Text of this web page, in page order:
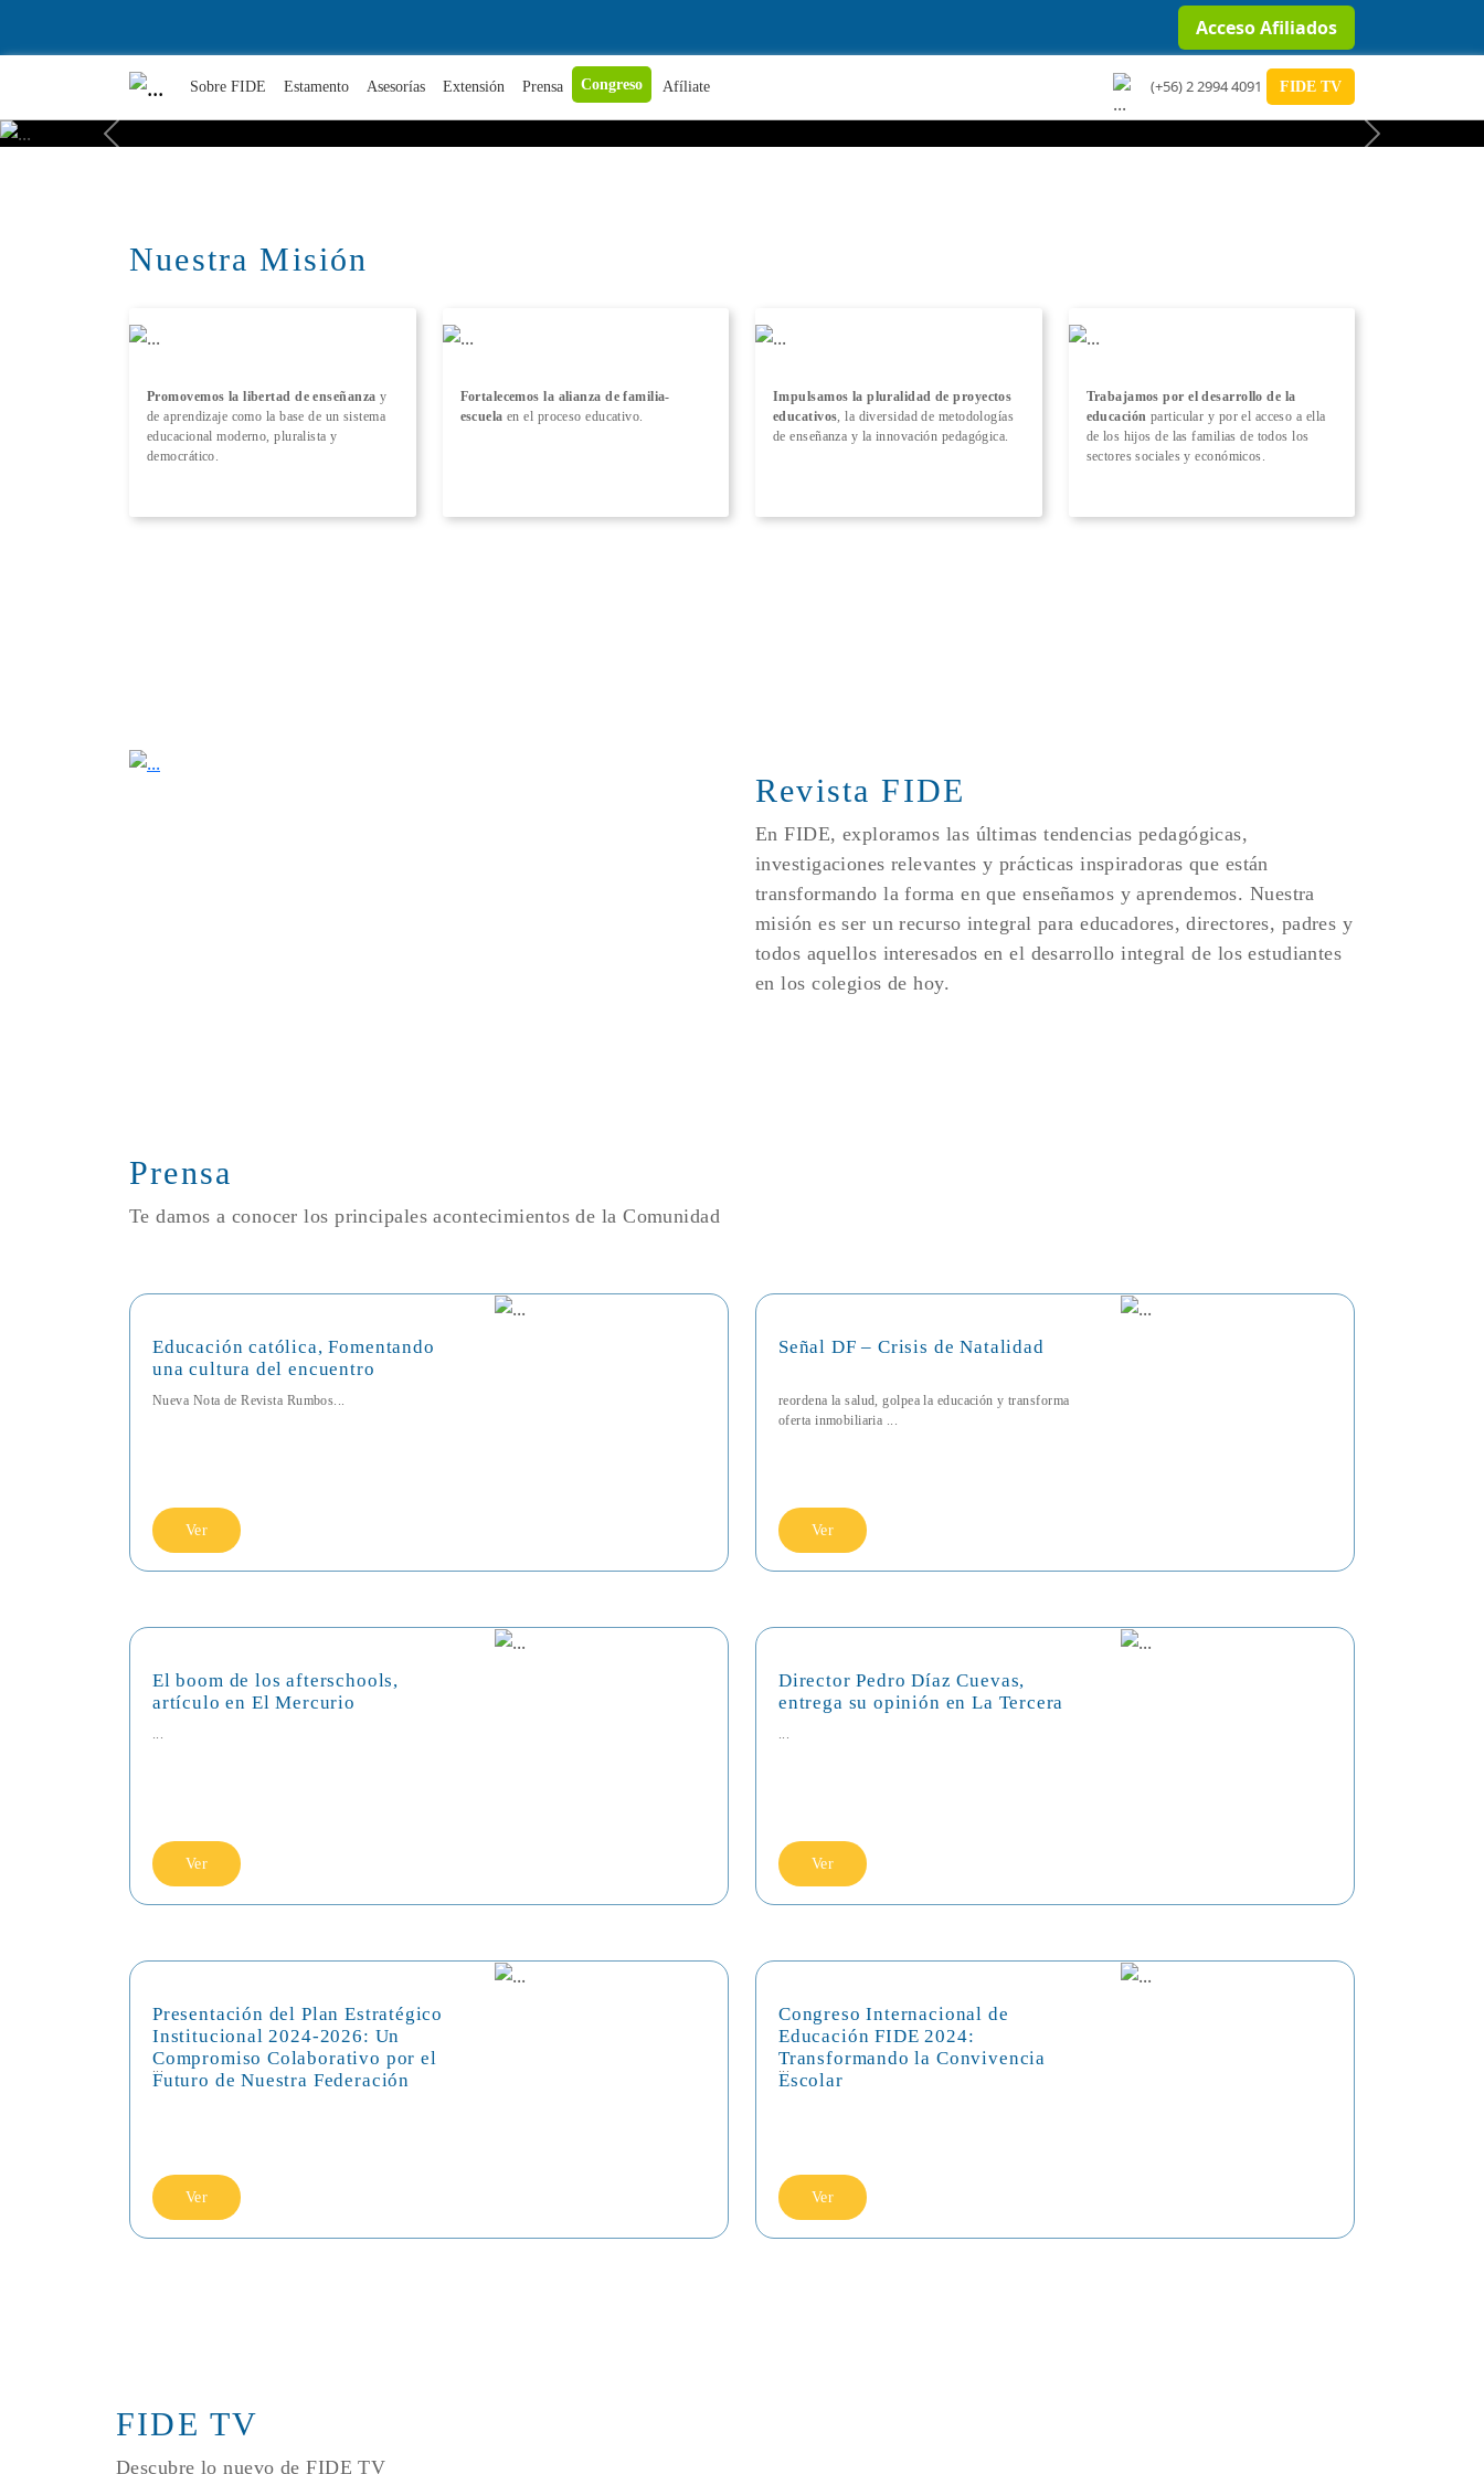
Acceso Afiliados
Sobre FIDE Estamento Asesorías Extensión Prensa Congreso Afíliate (+56) 2 2994 4091 FIDE TV
Previous Next
Nuestra Misión
Promovemos la libertad de enseñanza y
de aprendizaje como la base de un sistema
educacional moderno, pluralista y
democrático.
Fortalecemos la alianza de familia-
escuela en el proceso educativo.
Impulsamos la pluralidad de proyectos
educativos , la diversidad de metodologías
de enseñanza y la innovación pedagógica.
Trabajamos por el desarrollo de la
educación particular y por el acceso a ella
de los hijos de las familias de todos los
sectores sociales y económicos.
Revista FIDE
En FIDE, exploramos las últimas tendencias pedagógicas,
investigaciones relevantes y prácticas inspiradoras que están
transformando la forma en que enseñamos y aprendemos. Nuestra
misión es ser un recurso integral para educadores, directores, padres y
todos aquellos interesados en el desarrollo integral de los estudiantes
en los colegios de hoy.
Prensa
Te damos a conocer los principales acontecimientos de la Comunidad
Educación católica, Fomentando
una cultura del encuentro
Nueva Nota de Revista Rumbos...
Ver
Señal DF – Crisis de Natalidad
reordena la salud, golpea la educación y transforma
oferta inmobiliaria ...
Ver
El boom de los afterschools,
artículo en El Mercurio
Ver
Director Pedro Díaz Cuevas,
entrega su opinión en La Tercera
Ver
Presentación del Plan Estratégico
Institucional 2024-2026: Un
Compromiso Colaborativo por el
Futuro de Nuestra Federación
...
Ver
Congreso Internacional de
Educación FIDE 2024:
Transformando la Convivencia
Escolar
...
Ver
FIDE TV
Descubre lo nuevo de FIDE TV